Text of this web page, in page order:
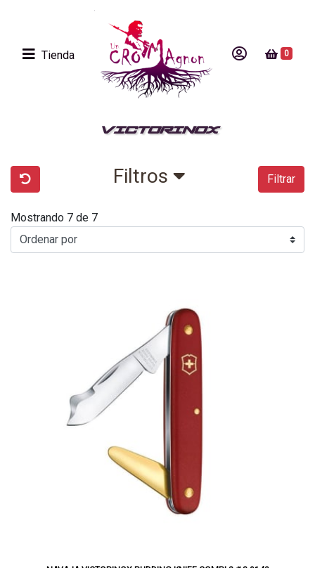
Tienda 0
VICTORINOX
Filtros Filtrar
Mostrando 7 de 7